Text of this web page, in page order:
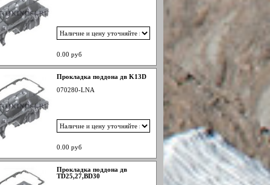
0.00 руб
Прокладка поддона дв K13D
070280-LNA
0.00 руб
Прокладка поддона дв
TD25,27,BD30